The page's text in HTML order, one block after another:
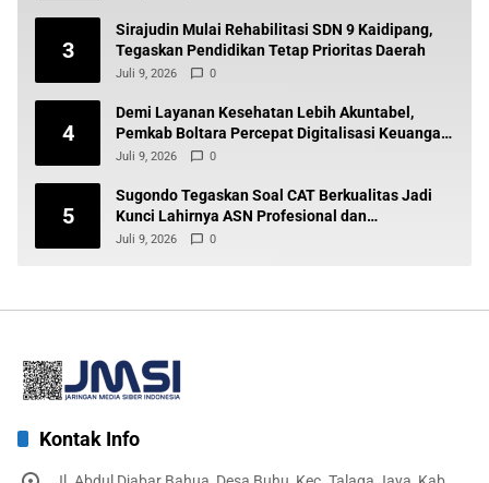
3
Sirajudin Mulai Rehabilitasi SDN 9 Kaidipang,
Tegaskan Pendidikan Tetap Prioritas Daerah
Juli 9, 2026 0
4
Demi Layanan Kesehatan Lebih Akuntabel,
Pemkab Boltara Percepat Digitalisasi Keuangan
BLUD
Juli 9, 2026 0
5
Sugondo Tegaskan Soal CAT Berkualitas Jadi
Kunci Lahirnya ASN Profesional dan
Berintegritas
Juli 9, 2026 0
Kontak Info